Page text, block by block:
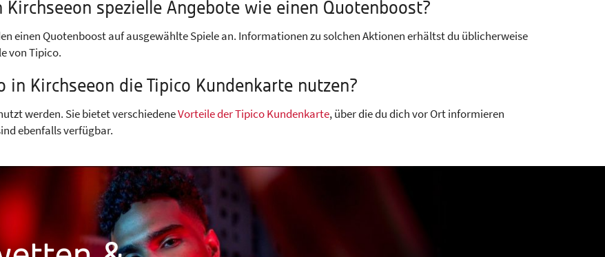
spezielle Angebote wie einen Quotenboost?
einen Quotenboost auf ausgewählte Spiele an. Informationen zu solchen Aktionen erhältst du üblicherweise
von Tipico.
in Kirchseeon die Tipico Kundenkarte nutzen?
werden. Sie bietet verschiedeneVorteile der Tipico Kundenkarte, über die du dich vor Ort informieren
ebenfalls verfügbar.